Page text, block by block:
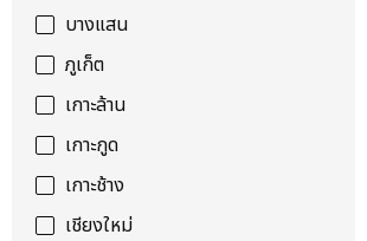
บางแสน
ภูเก็ต
เกาะล้าน
เกาะกูด
เกาะช้าง
เชียงใหม่